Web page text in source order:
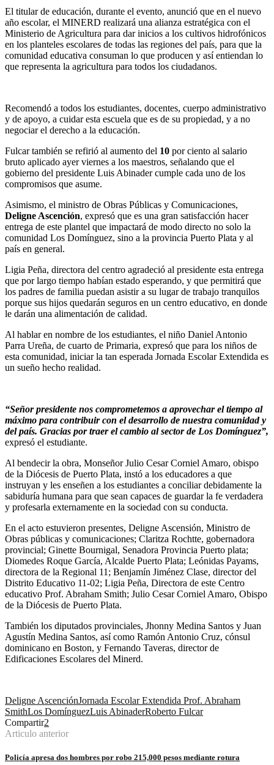
El titular de educación, durante el evento, anunció que en el nuevo
año escolar, el MINERD realizará una alianza estratégica con el
Ministerio de Agricultura para dar inicios a los cultivos hidrofónicos
en los planteles escolares de todas las regiones del país, para que la
comunidad educativa consuman lo que producen y así entiendan lo
que representa la agricultura para todos los ciudadanos.
Recomendó a todos los estudiantes, docentes, cuerpo administrativo
y de apoyo, a cuidar esta escuela que es de su propiedad, y a no
negociar el derecho a la educación.
Fulcar también se refirió al aumento del 10 por ciento al salario
bruto aplicado ayer viernes a los maestros, señalando que el
gobierno del presidente Luis Abinader cumple cada uno de los
compromisos que asume.
Asimismo, el ministro de Obras Públicas y Comunicaciones,
Deligne Ascención, expresó que es una gran satisfacción hacer
entrega de este plantel que impactará de modo directo no solo la
comunidad Los Domínguez, sino a la provincia Puerto Plata y al
país en general.
Ligia Peña, directora del centro agradeció al presidente esta entrega
que por largo tiempo habían estado esperando, y que permitirá que
los padres de familia puedan asistir a su lugar de trabajo tranquilos
porque sus hijos quedarán seguros en un centro educativo, en donde
le darán una alimentación de calidad.
Al hablar en nombre de los estudiantes, el niño Daniel Antonio
Parra Ureña, de cuarto de Primaria, expresó que para los niños de
esta comunidad, iniciar la tan esperada Jornada Escolar Extendida es
un sueño hecho realidad.
“Señor presidente nos comprometemos a aprovechar el tiempo al
máximo para contribuir con el desarrollo de nuestra comunidad y
del país. Gracias por traer el cambio al sector de Los Domínguez”,
expresó el estudiante.
Al bendecir la obra, Monseñor Julio Cesar Corniel Amaro, obispo
de la Diócesis de Puerto Plata, instó a los educadores a que
instruyan y les enseñen a los estudiantes a conciliar debidamente la
sabiduría humana para que sean capaces de guardar la fe verdadera
y profesarla externamente en la sociedad con su conducta.
En el acto estuvieron presentes, Deligne Ascensión, Ministro de
Obras públicas y comunicaciones; Claritza Rochtte, gobernadora
provincial; Ginette Bournigal, Senadora Provincia Puerto plata;
Diomedes Roque García, Alcalde Puerto Plata; Leónidas Payams,
directora de la Regional 11; Benjamín Jiménez Clase, director del
Distrito Educativo 11-02; Ligia Peña, Directora de este Centro
educativo Prof. Abraham Smith; Julio Cesar Corniel Amaro, Obispo
de la Diócesis de Puerto Plata.
También los diputados provinciales, Jhonny Medina Santos y Juan
Agustín Medina Santos, así como Ramón Antonio Cruz, cónsul
dominicano en Boston, y Fernando Taveras, director de
Edificaciones Escolares del Minerd.
Deligne AscenciónJornada Escolar Extendida Prof. Abraham
SmithLos DomínguezLuis AbinaderRoberto Fulcar
Compartir2
Articulo anterior
Policía apresa dos hombres por robo 215,000 pesos mediante rotura